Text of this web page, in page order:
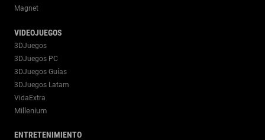
Magnet
VIDEOJUEGOS
3DJuegos
3DJuegos PC
3DJuegos Guías
3DJuegos Latam
VidaExtra
Millenium
ENTRETENIMIENTO